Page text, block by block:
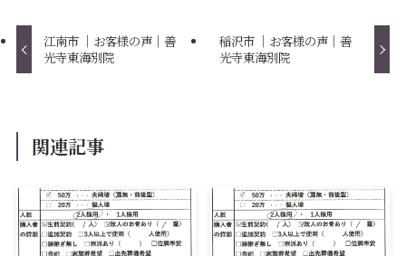
江南市 ｜お客様の声｜善
光寺東海別院
稲沢市 ｜お客様の声｜善
光寺東海別院
関連記事